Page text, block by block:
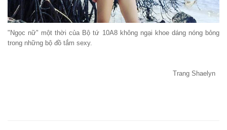
"Ngọc nữ" một thời của Bộ tứ 10A8 không ngại khoe dáng nóng bỏng
trong những bộ đồ tắm sexy.
Trang Shaelyn